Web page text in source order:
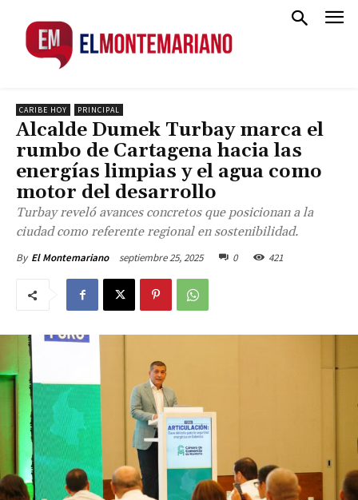
CARIBE HOY PRINCIPAL
Alcalde Dumek Turbay marca el
rumbo de Cartagena hacia las
energías limpias y el agua como
motor del desarrollo
Turbay reveló avances concretos que posicionan a la
ciudad como referente regional en sostenibilidad.
By El Montemariano septiembre 25, 2025 0 421